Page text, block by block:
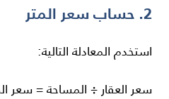
2. حساب سعر المتر
استخدم المعادلة التالية:
سعر العقار ÷ المساحة = سعر